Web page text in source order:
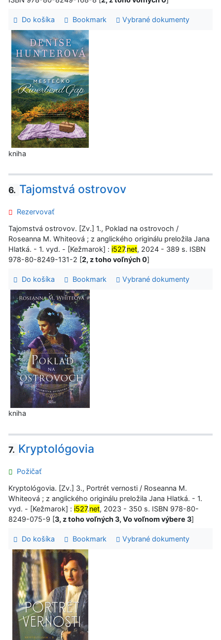
Do košíka Bookmark Vybrané dokumenty
kniha
6. Tajomstvá ostrovov
Rezervovať
Tajomstvá ostrovov. [Zv.] 1., Poklad na ostrovoch /
Roseanna M. Whiteová ; z anglického originálu preložila Jana
Hlatká. - 1. vyd. - [Kežmarok] : i527.net, 2024 - 389 s. ISBN
978-80-8249-131-2 [2, z toho voľných 0]
Do košíka Bookmark Vybrané dokumenty
kniha
7. Kryptológovia
Požičať
Kryptológovia. [Zv.] 3., Portrét vernosti / Roseanna M.
Whiteová ; z anglického originálu preložila Jana Hlatká. - 1.
vyd. - [Kežmarok] : i527.net, 2023 - 350 s. ISBN 978-80-
8249-075-9 [3, z toho voľných 3, Vo voľnom výbere 3]
Do košíka Bookmark Vybrané dokumenty